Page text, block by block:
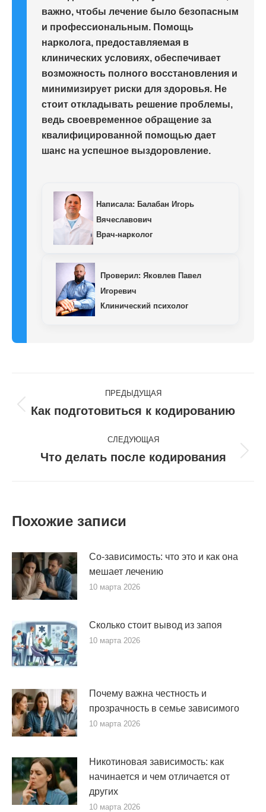
важно, чтобы лечение было безопасным
и профессиональным. Помощь
нарколога, предоставляемая в
клинических условиях, обеспечивает
возможность полного восстановления и
минимизирует риски для здоровья. Не
стоит откладывать решение проблемы,
ведь своевременное обращение за
квалифицированной помощью дает
шанс на успешное выздоровление.
Написала: Балабан Игорь
Вячеславович
Врач-нарколог
Проверил: Яковлев Павел
Игоревич
Клинический психолог
Навигация
по
ПРЕДЫДУЩАЯ
Предыдущая
Как подготовиться к кодированию
СЛЕДУЮЩАЯ
Следующая
Что делать после кодирования
Похожие записи
Со-зависимость: что это и как она
мешает лечению
10 марта 2026
Сколько стоит вывод из запоя
10 марта 2026
Почему важна честность и
прозрачность в семье зависимого
10 марта 2026
Никотиновая зависимость: как
начинается и чем отличается от
других
10 марта 2026